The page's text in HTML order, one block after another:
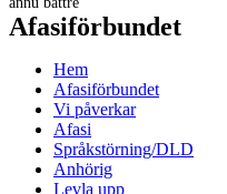
Afasiförbundet
Hem
Afasiförbundet
Vi påverkar
Afasi
Språkstörning/DLD
Anhörig
Levla upp